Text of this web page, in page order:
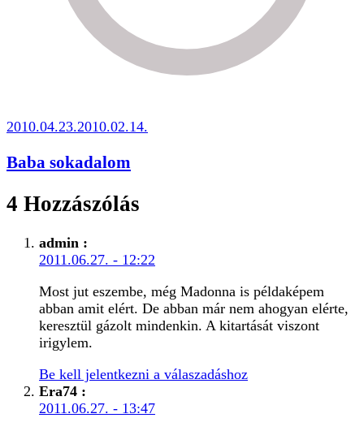
2010.04.23.2010.02.14.
Baba sokadalom
4 Hozzászólás
admin :
2011.06.27. - 12:22
Most jut eszembe, még Madonna is példaképem
abban amit elért. De abban már nem ahogyan elérte,
keresztül gázolt mindenkin. A kitartását viszont
irigylem.
Be kell jelentkezni a válaszadáshoz
Era74 :
2011.06.27. - 13:47